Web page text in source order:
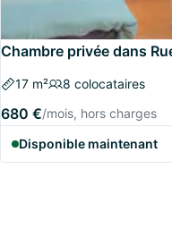
Chambre privée dans
17 m² 8 colocataires
680 €/mois, hors charges
Disponible maintenant